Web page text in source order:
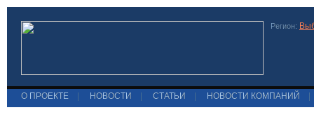
Регион:
О ПРОЕКТЕ НОВОСТИ СТАТЬИ НОВОСТИ КОМПАНИЙ